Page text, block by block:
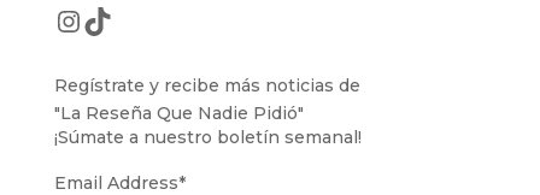
Instagram
TikTok
Regístrate y recibe más noticias de
"La Reseña Que Nadie Pidió"
¡Súmate a nuestro boletín semanal!
Email Address*